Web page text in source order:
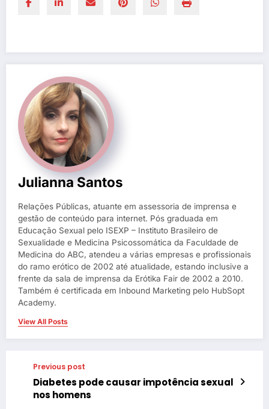
Julianna Santos
Relações Públicas, atuante em assessoria de imprensa e
gestão de conteúdo para internet. Pós graduada em
Educação Sexual pelo ISEXP – Instituto Brasileiro de
Sexualidade e Medicina Psicossomática da Faculdade de
Medicina do ABC, atendeu a várias empresas e profissionais
do ramo erótico de 2002 até atualidade, estando inclusive a
frente da sala de imprensa da Erótika Fair de 2002 a 2010.
Também é certificada em Inbound Marketing pelo HubSopt
Academy.
View All Posts
Previous post
Diabetes pode causar impotência sexual
nos homens